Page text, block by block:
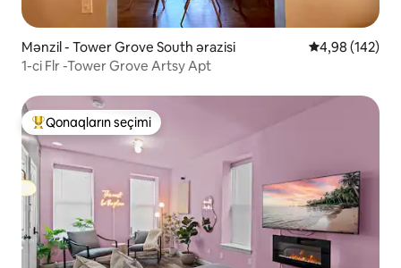
Mənzil - Tower Grove South ərazisi Ortalama
4,98 (142)
1-ci Flr -Tower Grove Artsy Apt
Populyar "Qonaqların seçimi"
Qonaqların seçimi